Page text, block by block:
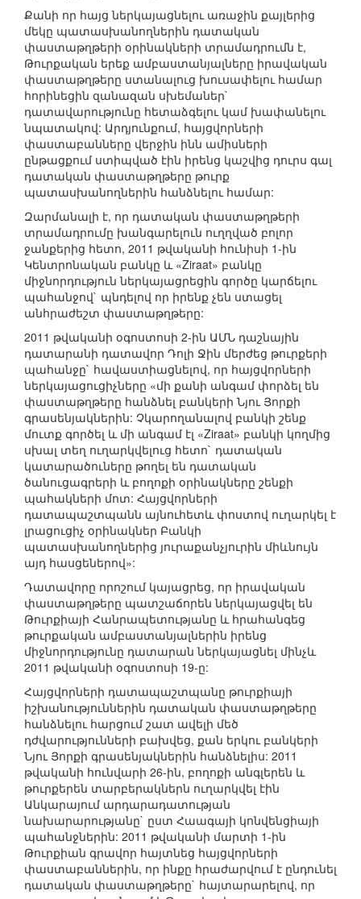
Քանի որ հայց ներկայացնելու առաջին քայլերից
մեկը պատասխանողներին դատական
փաստաթղթերի օրինակների տրամադրումն է,
Թուրքական երեք ամբաստանյալները իրավական
փաստաթղթերը ստանալուց խուսափելու համար
հորինեցին զանազան սխեմաներ`
դատավարությունը հետաձգելու կամ խափանելու
նպատակով: Արդյունքում, հայցվորների
փաստաբանները վերջին ինն ամիսների
ընթացքում ստիպված էին իրենց կաշվից դուրս գալ
դատական փաստաթղթերը թուրք
պատասխանողներին հանձնելու համար:
Զարմանալի է, որ դատական փաստաթղթերի
տրամադրումը խանգարելուն ուղղված բոլոր
ջանքերից հետո, 2011 թվականի հունիսի 1-ին
Կենտրոնական բանկը և «Ziraat» բանկը
միջնորդություն ներկայացրեցին գործը կարճելու
պահանջով` պնդելով որ իրենք չեն ստացել
անհրաժեշտ փաստաթղթերը:
2011 թվականի օգոստոսի 2-ին ԱՄՆ դաշնային
դատարանի դատավոր Դոլի Ջին մերժեց թուրքերի
պահանջը` հավաստիացնելով, որ հայցվորների
ներկայացուցիչները «մի քանի անգամ փորձել են
փաստաթղթերը հանձնել բանկերի Նյու Յորքի
գրասենյակներին: Չկարողանալով բանկի շենք
մուտք գործել և մի անգամ էլ «Ziraat» բանկի կողմից
սխալ տեղ ուղարկվելուց հետո` դատական
կատարածուները թողել են դատական
ծանուցագրերի և բողոքի օրինակները շենքի
պահակների մոտ: Հայցվորների
դատապաշտպանն այնուհետև փոստով ուղարկել է
լրացուցիչ օրինակներ Բանկի
պատասխանողներից յուրաքանչյուրին միևնույն
այդ հասցեներով»:
Դատավորը որոշում կայացրեց, որ իրավական
փաստաթղթերը պատշաճորեն ներկայացվել են
Թուրքիայի Հանրապետությանը և հրահանգեց
թուրքական ամբաստանյալներին իրենց
միջնորդությունը դատարան ներկայացնել մինչև
2011 թվականի օգոստոսի 19-ը:
Հայցվորների դատապաշտպանը թուրքիայի
իշխանություններին դատական փաստաթղթերը
հանձնելու հարցում շատ ավելի մեծ
դժվարությունների բախվեց, քան երկու բանկերի
Նյու Յորքի գրասենյակներին հանձնելիս: 2011
թվականի հունվարի 26-ին, բողոքի անգլերեն և
թուրքերեն տարբերակներն ուղարկվել էին
Անկարայում արդարադատության
նախարարությանը` ըստ Հաագայի կոնվենցիայի
պահանջներին: 2011 թվականի մարտի 1-ին
Թուրքիան գրավոր հայտնեց հայցվորների
փաստաբաններին, որ ինքը հրաժարվում է ընդունել
դատական փաստաթղթերը` հայտարարելով, որ